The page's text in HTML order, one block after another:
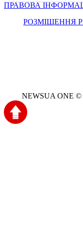
ПРАВОВА
РОЗМІЩЕННЯ
NEWSUA ONE ©